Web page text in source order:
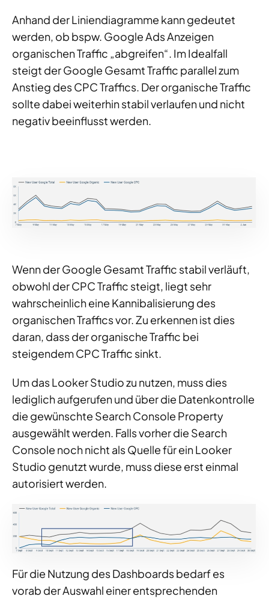
Anhand der Liniendiagramme kann gedeutet
werden, ob bspw. Google Ads Anzeigen
organischen Traffic „abgreifen“. Im Idealfall
steigt der Google Gesamt Traffic parallel zum
Anstieg des CPC Traffics. Der organische Traffic
sollte dabei weiterhin stabil verlaufen und nicht
negativ beeinflusst werden.
Wenn der Google Gesamt Traffic stabil verläuft,
obwohl der CPC Traffic steigt, liegt sehr
wahrscheinlich eine Kannibalisierung des
organischen Traffics vor. Zu erkennen ist dies
daran, dass der organische Traffic bei
steigendem CPC Traffic sinkt.
Um das Looker Studio zu nutzen, muss dies
lediglich aufgerufen und über die Datenkontrolle
die gewünschte Search Console Property
ausgewählt werden. Falls vorher die Search
Console noch nicht als Quelle für ein Looker
Studio genutzt wurde, muss diese erst einmal
autorisiert werden.
Für die Nutzung des Dashboards bedarf es
vorab der Auswahl einer entsprechenden